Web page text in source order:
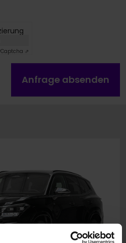
Captcha ⇗
Anfrage absenden